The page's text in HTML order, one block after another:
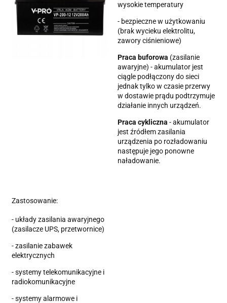
wysokie temperatury
- bezpieczne w użytkowaniu
(brak wycieku elektrolitu,
zawory ciśnieniowe)
Praca buforowa (zasilanie
awaryjne) - akumulator jest
ciągle podłączony do sieci
jednak tylko w czasie przerwy
w dostawie prądu podtrzymuje
działanie innych urządzeń.
Praca cykliczna - akumulator
jest źródłem zasilania
urządzenia po rozładowaniu
następuje jego ponowne
naładowanie.
Zastosowanie:
- układy zasilania awaryjnego
(zasilacze UPS, przetwornice)
- zasilanie zabawek
elektrycznych
- systemy telekomunikacyjne i
radiokomunikacyjne
- systemy alarmowe i